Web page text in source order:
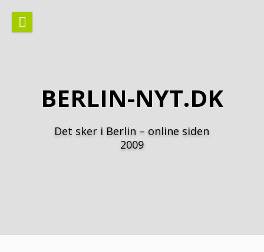
indhold
BERLIN-NYT.DK
Det sker i Berlin – online siden
2009